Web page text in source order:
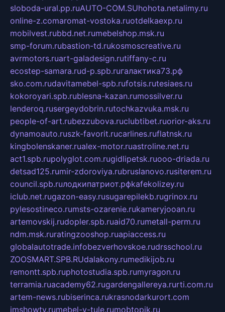
sloboda-ural.pp.ruAUTO-COM.SUhohota.netalimy.ru
online-z.comaromat-vostoka.ruotdelkaexp.ru
mobilvest.rubbd.net.rumebelshop.msk.ru
smp-forum.rubastion-td.rukosmoscreative.ru
avrmotors.ruart-galadesign.rutiffany-c.ru
ecostep-samara.rud-p.spb.ruгалактика73.рф
sko.com.rudavitamebel-spb.rufotsis.rutesiaes.ru
kokoroyari.spb.rublesna-kazan.rumossilver.ru
lenderoq.rusergeydobrin.rutochkazvuka.msk.ru
people-of-art.rubezzubova.ruclubtibet.ruorior-aks.ru
dynamoauto.ruszk-favorit.rucarlines.ruflatnsk.ru
kingbolenskaner.rualex-motor.ruastroline.net.ru
act1.spb.rupolyglot.com.rugidlipetsk.ruooo-driada.ru
detsad125.rumir-zdoroviya.rubruslanovo.rusiterem.ru
council.spb.ruлодкипатриот.рфkafekolizey.ru
iclub.net.rugazon-easy.rusugarepilekb.rugrinox.ru
pylesostineco.rumsts-ozarenie.rukameryjooan.ru
artemovskij.rudopler.spb.ruaid70.rumetall-perm.ru
ndm.msk.ruratingzooshop.ruapiaccess.ru
globalautotrade.infobezverhovskoe.rudrsschool.ru
ZOOSMART.SPB.RUdalakony.rumedikijob.ru
remontt.spb.ruphotostudia.spb.rumyragon.ru
terramia.ruacademy62.rugardengallereya.rurti.com.ru
artem-news.rubiserinca.rukrasnodarkurort.com
imshowtv.rumebel-v-tule.rumobtopik.ru